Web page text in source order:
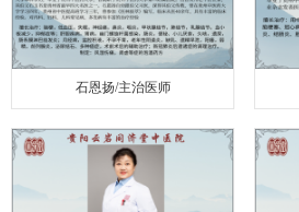
石恩扬/主治医师